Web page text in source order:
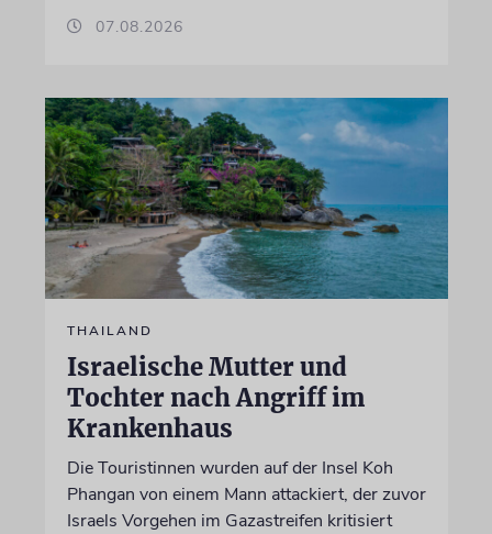
07.08.2026
THAILAND
Israelische Mutter und
Tochter nach Angriff im
Krankenhaus
Die Touristinnen wurden auf der Insel Koh
Phangan von einem Mann attackiert, der zuvor
Israels Vorgehen im Gazastreifen kritisiert